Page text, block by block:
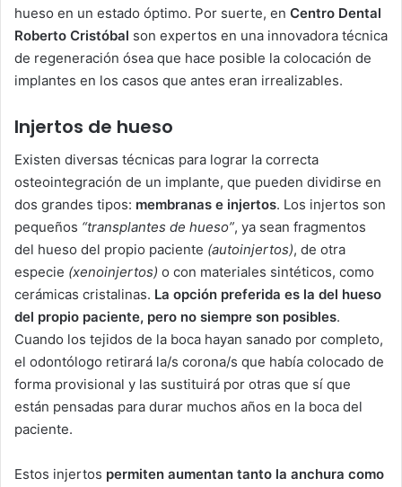
hueso en un estado óptimo. Por suerte, en Centro Dental
Roberto Cristóbal son expertos en una innovadora técnica
de regeneración ósea que hace posible la colocación de
implantes en los casos que antes eran irrealizables.
Injertos de hueso
Existen diversas técnicas para lograr la correcta
osteointegración de un implante, que pueden dividirse en
dos grandes tipos: membranas e injertos. Los injertos son
pequeños “transplantes de hueso”, ya sean fragmentos
del hueso del propio paciente (autoinjertos), de otra
especie (xenoinjertos) o con materiales sintéticos, como
cerámicas cristalinas. La opción preferida es la del hueso
del propio paciente, pero no siempre son posibles.
Cuando los tejidos de la boca hayan sanado por completo,
el odontólogo retirará la/s corona/s que había colocado de
forma provisional y las sustituirá por otras que sí que
están pensadas para durar muchos años en la boca del
paciente.
Estos injertos permiten aumentan tanto la anchura como